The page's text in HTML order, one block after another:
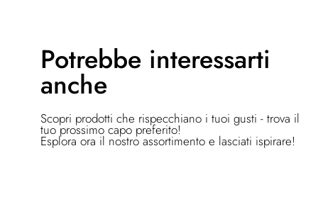
Potrebbe interessarti
anche
Scopri prodotti che rispecchiano i tuoi gusti - trova il
tuo prossimo capo preferito!
Esplora ora il nostro assortimento e lasciati ispirare!